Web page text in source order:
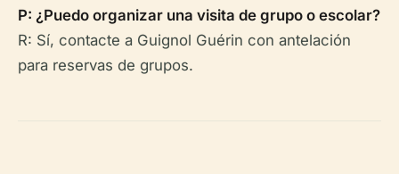
P: ¿Puedo organizar una visita de grupo o escolar?
R: Sí, contacte a Guignol Guérin con antelación
para reservas de grupos.